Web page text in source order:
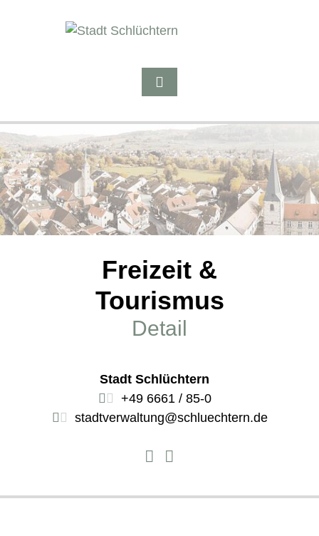
Freizeit &
Tourismus
Detail
Stadt Schlüchtern
+49 6661 / 85-0
stadtverwaltung@schluechtern.de